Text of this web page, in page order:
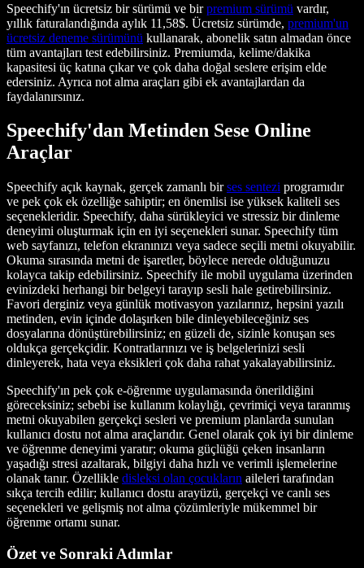
Speechify'ın ücretsiz bir sürümü ve birpremium sürümü vardır,
yıllık faturalandığında aylık 11,58$. Ücretsiz sürümde, premium'un
ücretsiz deneme sürümünü kullanarak, abonelik satın almadan önce
tüm avantajları test edebilirsiniz. Premiumda, kelime/dakika
kapasitesi üç katına çıkar ve çok daha doğal seslere erişim elde
edersiniz. Ayrıca not alma araçları gibi ek avantajlardan da
faydalanırsınız.
Speechify'dan Metinden Sese Online
Araçlar
Speechify açık kaynak, gerçek zamanlı birses sentezi programıdır
ve pek çok ek özelliğe sahiptir; en önemlisi ise yüksek kaliteli ses
seçenekleridir. Speechify, daha sürükleyici ve stressiz bir dinleme
deneyimi oluşturmak için en iyi seçenekleri sunar. Speechify tüm
web sayfanızı, telefon ekranınızı veya sadece seçili metni okuyabilir.
Okuma sırasında metni de işaretler, böylece nerede olduğunuzu
kolayca takip edebilirsiniz. Speechify ile mobil uygulama üzerinden
evinizdeki herhangi bir belgeyi tarayıp sesli hale getirebilirsiniz.
Favori derginiz veya günlük motivasyon yazılarınız, hepsini yazılı
metinden, evin içinde dolaşırken bile dinleyebileceğiniz ses
dosyalarına dönüştürebilirsiniz; en güzeli de, sizinle konuşan ses
oldukça gerçekçidir. Kontratlarınızı ve iş belgelerinizi sesli
dinleyerek, hata veya eksikleri çok daha rahat yakalayabilirsiniz.
Speechify'ın pek çok e-öğrenme uygulamasında önerildiğini
göreceksiniz; sebebi ise kullanım kolaylığı, çevrimiçi veya taranmış
metni okuyabilen gerçekçi sesleri ve premium planlarda sunulan
kullanıcı dostu not alma araçlarıdır. Genel olarak çok iyi bir dinleme
ve öğrenme deneyimi yaratır; okuma güçlüğü çeken insanların
yaşadığı stresi azaltarak, bilgiyi daha hızlı ve verimli işlemelerine
olanak tanır. Özellikle disleksi olan çocukların aileleri tarafından
sıkça tercih edilir; kullanıcı dostu arayüzü, gerçekçi ve canlı ses
seçenekleri ve gelişmiş not alma çözümleriyle mükemmel bir
öğrenme ortamı sunar.
Özet ve Sonraki Adımlar